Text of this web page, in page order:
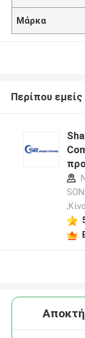
Μάρκα
Περίπου εμείς